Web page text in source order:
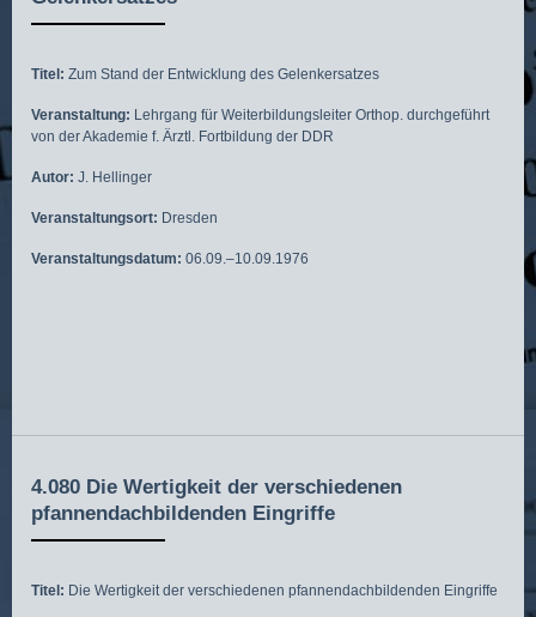
Titel: Zum Stand der Entwicklung des Gelenkersatzes
Veranstaltung: Lehrgang für Weiterbildungsleiter Orthop. durchgeführt
von der Akademie f. Ärztl. Fortbildung der DDR
Autor: J. Hellinger
Veranstaltungsort: Dresden
Veranstaltungsdatum: 06.09.–10.09.1976
4.080 Die Wertigkeit der verschiedenen
pfannendachbildenden Eingriffe
Titel: Die Wertigkeit der verschiedenen pfannendachbildenden Eingriffe